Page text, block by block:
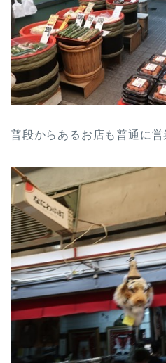
普段からあるお店も普通に営